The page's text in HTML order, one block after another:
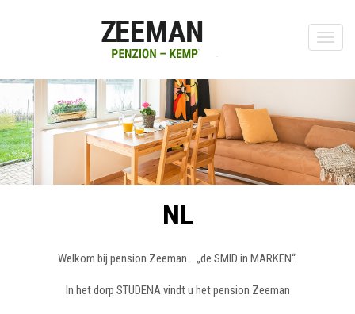
Toggle
NL
Welkom bij pension Zeeman... „de SMID in MARKEN“.
In het dorp STUDENA vindt u het pension Zeeman